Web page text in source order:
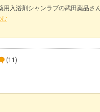
入浴剤シャンラブの武田薬品さ
(11)